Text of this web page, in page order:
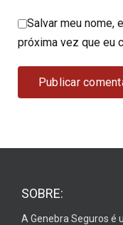
Salvar meu nome,
próxima vez que eu
SOBRE:
A Genebra Seguros é